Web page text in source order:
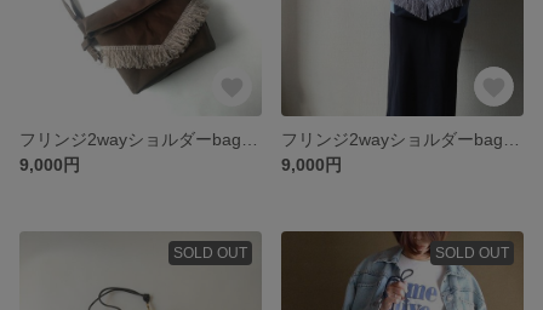
9,000円
9,000円
SOLD OUT SOLD OUT